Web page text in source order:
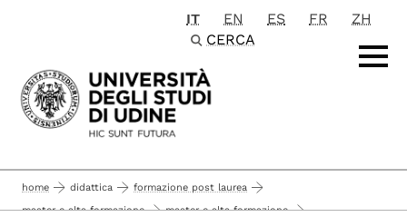
Passa al contenuto principale
IT EN ES FR
ZH
CERCA
home didattica
formazione post laurea
master e alta formazione
master e alta formazione